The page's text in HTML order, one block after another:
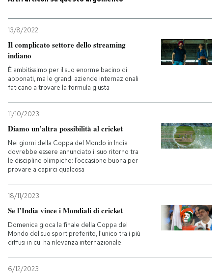
CALENDARIO
AREA PERSONALE
13/8/2022
Il complicato settore dello streaming
indiano
È ambitissimo per il suo enorme bacino di
abbonati, ma le grandi aziende internazionali
faticano a trovare la formula giusta
11/10/2023
Diamo un’altra possibilità al cricket
Nei giorni della Coppa del Mondo in India
dovrebbe essere annunciato il suo ritorno tra
le discipline olimpiche: l’occasione buona per
provare a capirci qualcosa
18/11/2023
Se l’India vince i Mondiali di cricket
Domenica gioca la finale della Coppa del
Mondo del suo sport preferito, l'unico tra i più
diffusi in cui ha rilevanza internazionale
6/12/2023